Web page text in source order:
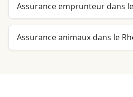
Assurance emprunteur dans
Assurance animaux dans le